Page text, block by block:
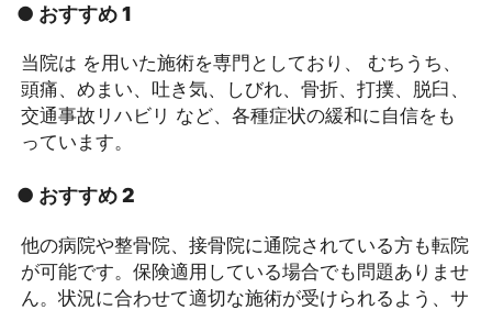
● おすすめ 1
当院は を用いた施術を専門としており、 むちうち、
頭痛、めまい、吐き気、しびれ、骨折、打撲、脱臼、
交通事故リハビリ など、各種症状の緩和に自信をも
っています。
● おすすめ 2
他の病院や整骨院、接骨院に通院されている方も転院
が可能です。保険適用している場合でも問題ありませ
ん。状況に合わせて適切な施術が受けられるよう、サ